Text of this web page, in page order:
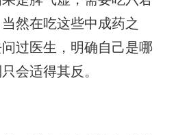
然在吃这些中成药之
过医生，明确自己是哪
会适得其反。